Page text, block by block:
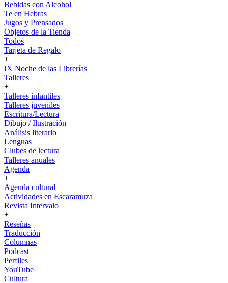
Bebidas con Alcohol
Te en Hebras
Jugos y Prensados
Objetos de la Tienda
Todos
Tarjeta de Regalo
+
IX Noche de las Librerías
Talleres
+
Talleres infantiles
Talleres juveniles
Escritura/Lectura
Dibujo / Ilustración
Análisis literario
Lenguas
Clubes de lectura
Talleres anuales
Agenda
+
Agenda cultural
Actividades en Escaramuza
Revista Intervalo
+
Reseñas
Traducción
Columnas
Podcast
Perfiles
YouTube
Cultura